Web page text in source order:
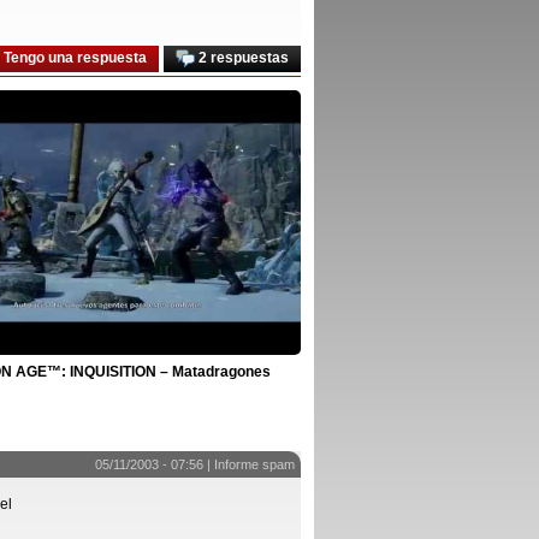
2 respuestas
Tengo una respuesta
AGE™: INQUISITION – Matadragones
05/11/2003 - 07:56 | Informe spam